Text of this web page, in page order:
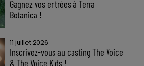
Gagnez vos entrées à Terra
Botanica !
11 juillet 2026
Inscrivez-vous au casting The Voice
& The Voice Kids !